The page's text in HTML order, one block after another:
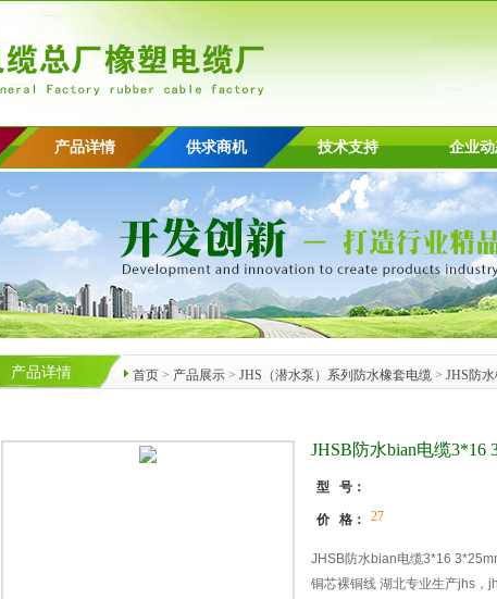
产品详情 供求商机 技术支持 企业动
首页 > 产品展示 > JHS（潜水泵）系列防水橡套电缆 > JHS防
产品详情
JHSB防水bian电缆3*16
型 号：
价 格： 27
JHSB防水bian电缆3*16
铜芯裸铜线 湖北专业生产jhs，